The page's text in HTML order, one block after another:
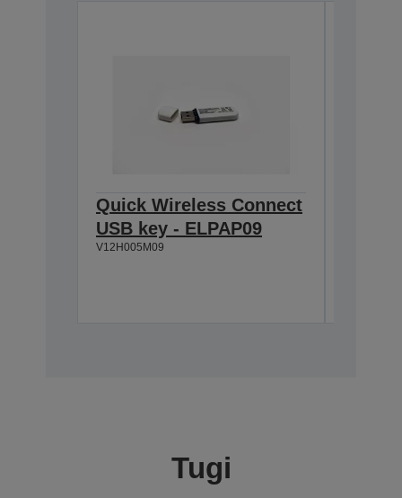
Quick Wireless Connect
USB key - ELPAP09
V12H005M09
Tugi